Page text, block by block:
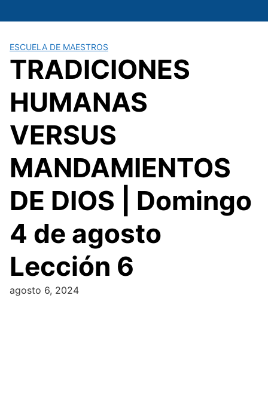
al
ESCUELA DE MAESTROS
TRADICIONES
HUMANAS
VERSUS
MANDAMIENTOS
DE DIOS | Domingo
4 de agosto
Lección 6
agosto 6, 2024